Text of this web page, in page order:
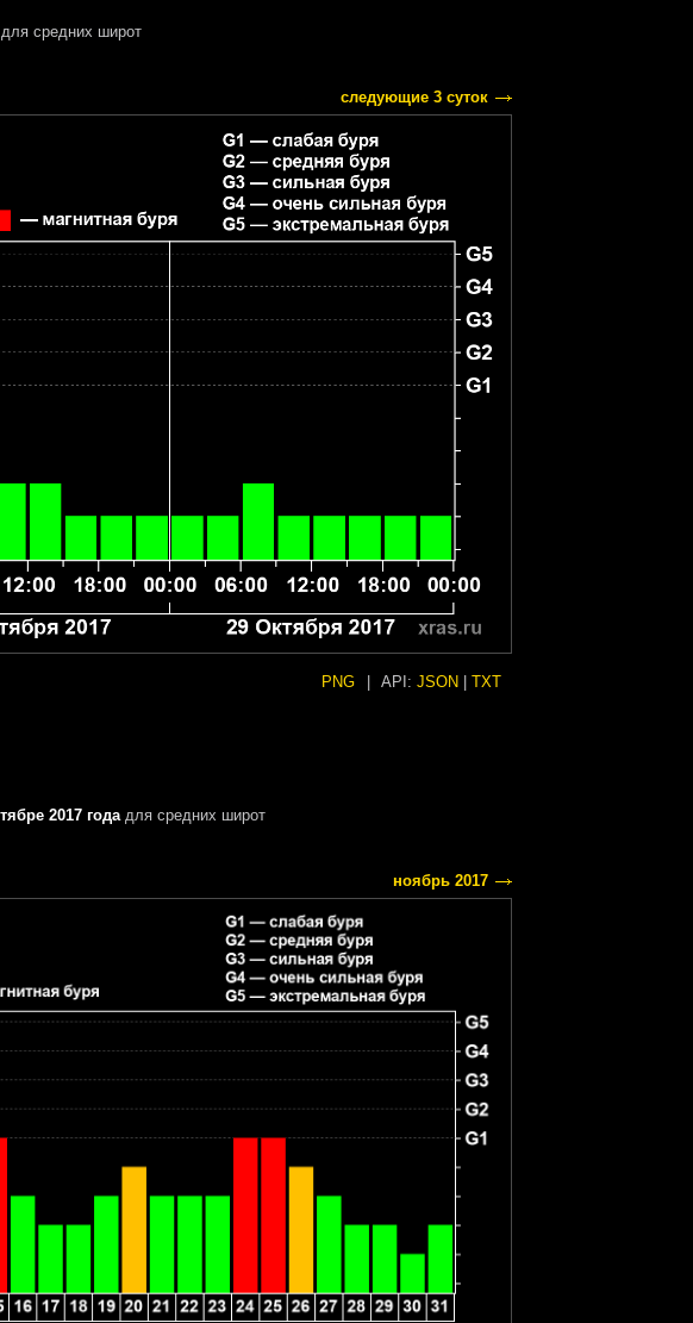
средних широт
следующие 3 суток
PNG API: JSON TXT
2017 годадля средних широт
ноябрь 2017